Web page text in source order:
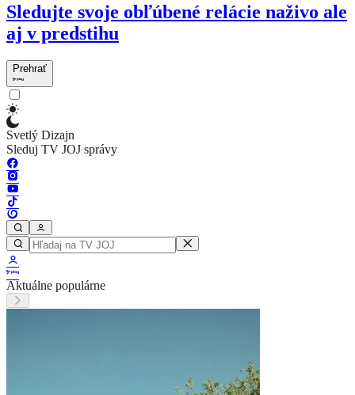
Sledujte svoje obľúbené relácie naživo ale
aj v predstihu
Prehrať
Svetlý Dizajn
Sleduj TV JOJ správy
Aktuálne populárne